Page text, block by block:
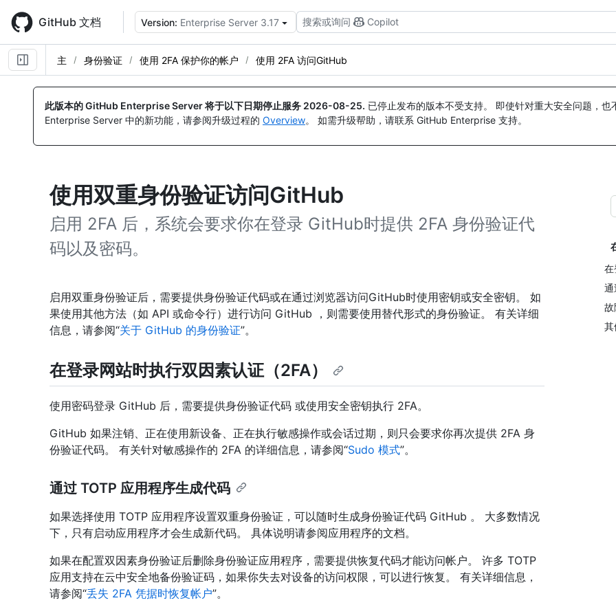
main
content
GitHub 文档 Version: Enterprise Server 3.17 搜索或询问 Copilot
主 身份验证 使用 2FA 保护你的帐户 使用 2FA 访问GitHub
此版本的 GitHub Enterprise Server 将于以下日期停止服务 2026-08-25. 已停止发布的版本不受支持。 即使针对重大安全问题，
Enterprise Server 中的新功能，请参阅升级过程的 Overview。 如需升级帮助，请联系 GitHub Enterprise 支持。
使用双重身份验证访问GitHub
启用 2FA 后，系统会要求你在登录 GitHub时提供 2FA 身份验证代
码以及密码。
在
通
故
其
启用双重身份验证后，需要提供身份验证代码或在通过浏览器访问GitHub时使用密钥或安全密钥。 如
果使用其他方法（如 API 或命令行）进行访问 GitHub ，则需要使用替代形式的身份验证。 有关详细
信息，请参阅“关于 GitHub 的身份验证”。
在登录网站时执行双因素认证（2FA）
使用密码登录 GitHub 后，需要提供身份验证代码 或使用安全密钥执行 2FA。
GitHub 如果注销、正在使用新设备、正在执行敏感操作或会话过期，则只会要求你再次提供 2FA 身
份验证代码。 有关针对敏感操作的 2FA 的详细信息，请参阅“Sudo 模式”。
通过 TOTP 应用程序生成代码
如果选择使用 TOTP 应用程序设置双重身份验证，可以随时生成身份验证代码 GitHub 。 大多数情况
下，只有启动应用程序才会生成新代码。 具体说明请参阅应用程序的文档。
如果在配置双因素身份验证后删除身份验证应用程序，需要提供恢复代码才能访问帐户。 许多 TOTP
应用支持在云中安全地备份验证码，如果你失去对设备的访问权限，可以进行恢复。 有关详细信息，
请参阅“丢失 2FA 凭据时恢复帐户”。